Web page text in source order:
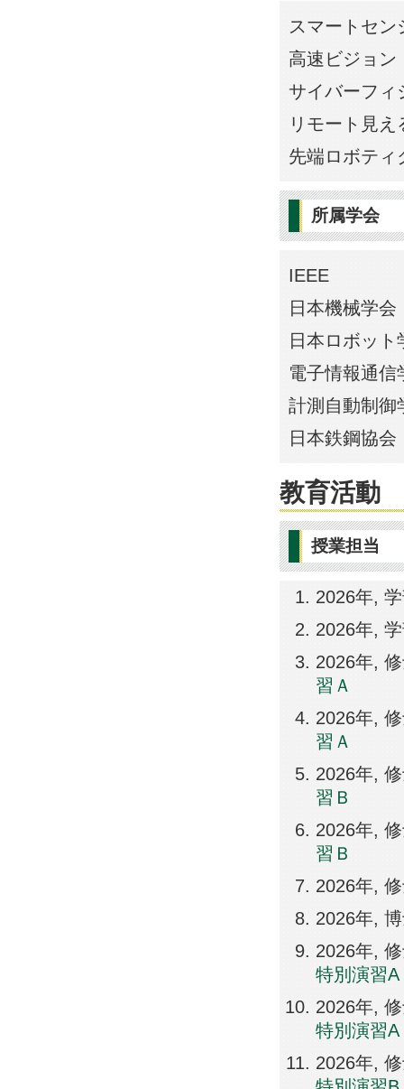
スマートセン
高速ビジョン
サイバーフィ
リモート見え
先端ロボティ
所属学会
IEEE
日本機械学会
日本ロボット
電子情報通信
計測自動制御
日本鉄鋼協会
教育活動
授業担当
2026年,
2026年,
2026年,
習Ａ
2026年,
習Ａ
2026年,
習Ｂ
2026年,
習Ｂ
2026年,
2026年,
2026年,
特別演習A
2026年,
特別演習A
2026年,